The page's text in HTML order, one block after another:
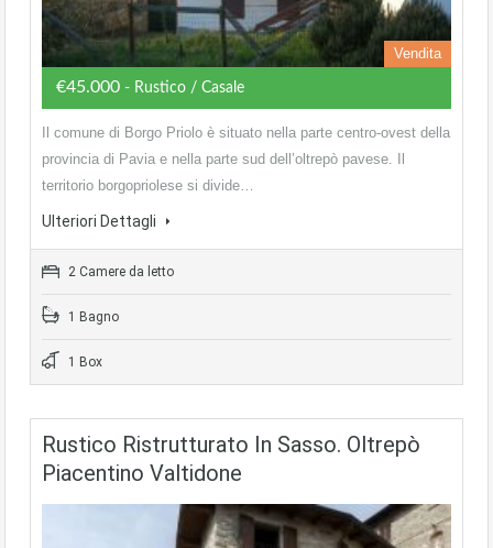
Vendita
€45.000 - Rustico / Casale
Il comune di Borgo Priolo è situato nella parte centro-ovest della
provincia di Pavia e nella parte sud dell’oltrepò pavese. Il
territorio borgopriolese si divide…
Ulteriori Dettagli
2 Camere da letto
1 Bagno
1 Box
Rustico Ristrutturato In Sasso. Oltrepò
Piacentino Valtidone